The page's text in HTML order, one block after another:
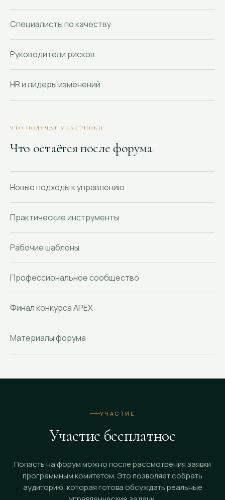
Специалисты по качеству
Руководители рисков
HR и лидеры изменений
ЧТО ПОЛУЧАТ УЧАСТНИКИ
Что остаётся после форума
Новые подходы к управлению
Практические инструменты
Рабочие шаблоны
Профессиональное сообщество
Финал конкурса APEX
Материалы форума
УЧАСТИЕ
Участие бесплатное
Попасть на форум можно после рассмотрения заявки
программным комитетом. Это позволяет собрать
аудиторию, которая готова обсуждать реальные